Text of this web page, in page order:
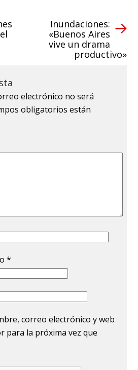
Inundaciones:
«Buenos Aires
vive un drama
productivo»
electrónico no será
obligatorios están
*
correo electrónico y web
para la próxima vez que